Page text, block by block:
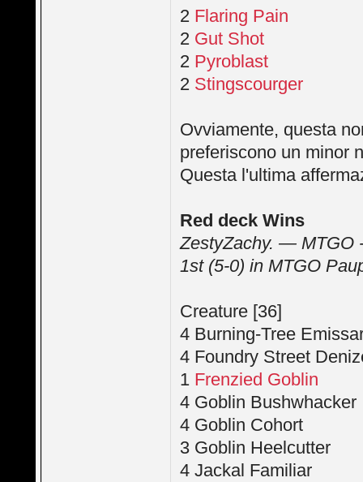
2 Flaring Pain
2 Gut Shot
2 Pyroblast
2 Stingscourger
Ovviamente, questa
preferiscono un minor
Questa l'ultima
Red deck Wins
ZestyZachy. — MTGO
1st (5-0) in MTGO
Creature [36]
4 Burning-Tree
4 Foundry Street
1 Frenzied Goblin
4 Goblin Bushwhacker
4 Goblin Cohort
3 Goblin Heelcutter
4 Jackal Familiar